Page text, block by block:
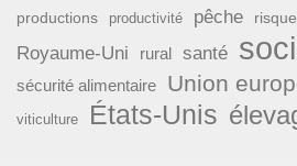
productions productivité pêche
Royaume-Uni rural santé
sécurité alimentaire Union
viticulture États-Unis